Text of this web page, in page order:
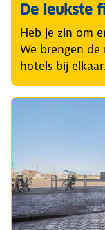
De leukste
Heb je zin om
We brengen
hotels bij elkaar.